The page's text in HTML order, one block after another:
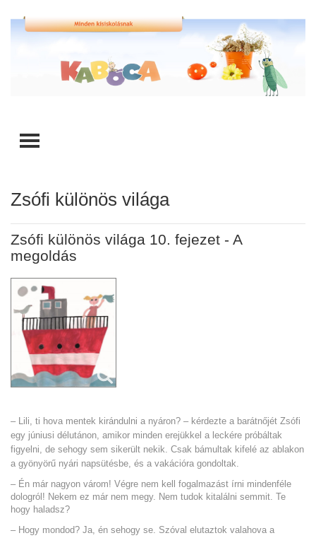
TOGGLE MENU
Zsófi különös világa
Zsófi különös világa 10. fejezet - A
megoldás
– Lili, ti hova mentek kirándulni a nyáron? – kérdezte a barátnőjét Zsófi
egy júniusi délutánon, amikor minden erejükkel a leckére próbáltak
figyelni, de sehogy sem sikerült nekik. Csak bámultak kifelé az ablakon
a gyönyörű nyári napsütésbe, és a vakációra gondoltak.
– Én már nagyon várom! Végre nem kell fogalmazást írni mindenféle
dologról! Nekem ez már nem megy. Nem tudok kitalálni semmit. Te
hogy haladsz?
– Hogy mondod? Ja, én sehogy se. Szóval elutaztok valahova a